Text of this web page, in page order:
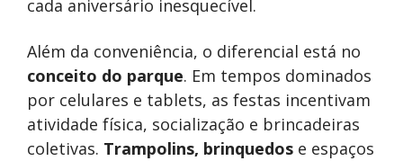
cada aniversário inesquecível.
Além da conveniência, o diferencial está no
conceito do parque. Em tempos dominados
por celulares e tablets, as festas incentivam
atividade física, socialização e brincadeiras
coletivas. Trampolins, brinquedos e espaços